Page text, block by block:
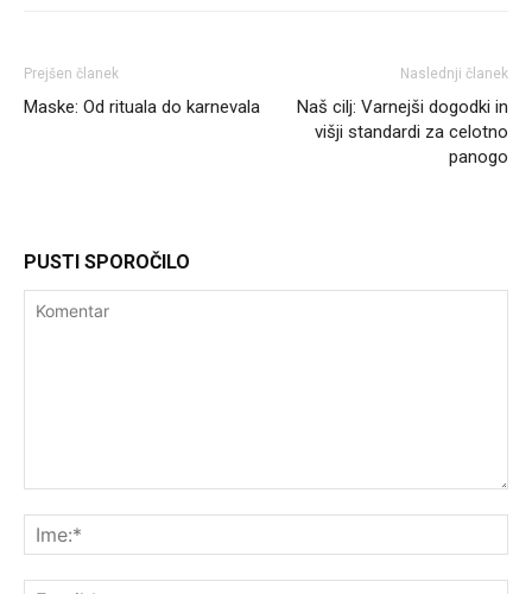
Prejšen članek
Maske: Od rituala do karnevala
Naslednji članek
Naš cilj: Varnejši dogodki in
višji standardi za celotno
panogo
PUSTI SPOROČILO